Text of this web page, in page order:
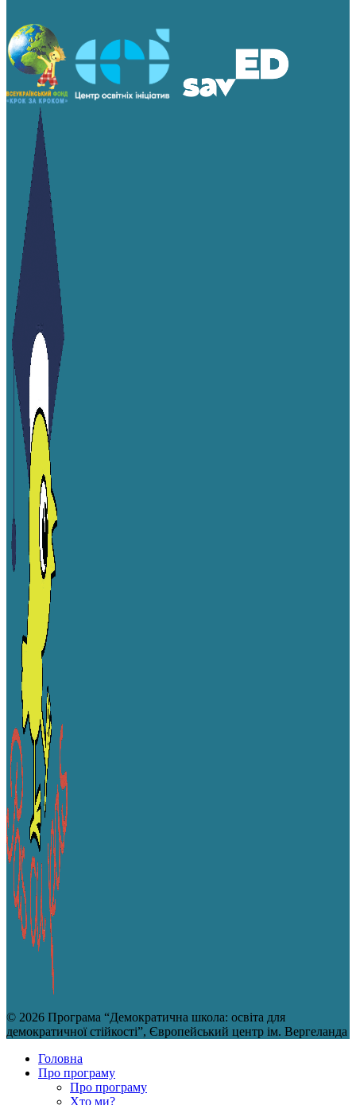
© 2026 Програма “Демократична школа: освіта для
демократичної стійкості”, Європейський центр ім. Вергеланда
Головна
Про програму
Про програму
Хто ми?